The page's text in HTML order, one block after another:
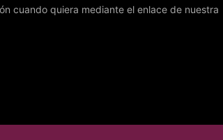
cuando quiera mediante el enlace de nuestra